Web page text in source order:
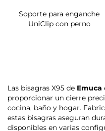
Soporte para enganche
UniClip con perno
Las bisagras X95 de Emuca
proporcionar un cierre
cocina, baño y hogar.
estas bisagras aseguran
disponibles en varias